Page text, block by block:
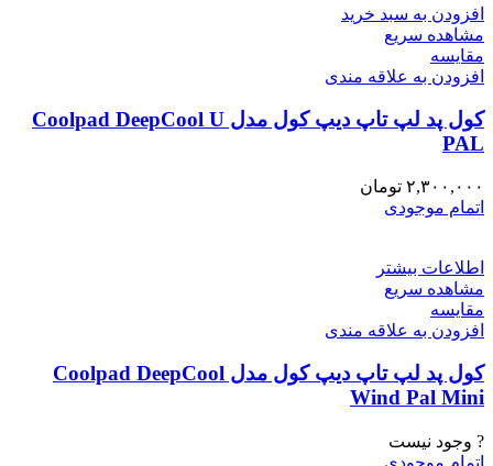
افزودن به سبد خرید
مشاهده سریع
مقایسه
افزودن به علاقه مندی
کول پد لپ تاپ دیپ کول مدل Coolpad DeepCool U
PAL
۲,۳۰۰,۰۰۰ تومان
اتمام موجودی
اطلاعات بیشتر
مشاهده سریع
مقایسه
افزودن به علاقه مندی
کول پد لپ تاپ دیپ کول مدل Coolpad DeepCool
Wind Pal Mini
? وجود نیست
اتمام موجودی